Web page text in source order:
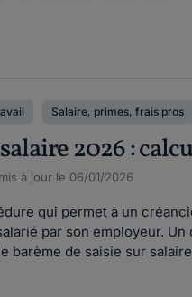
Salaire, primes, frais pros
2026 :
à jour le 06/01/2026
qui permet à un
par son employeur.
barème de saisie sur